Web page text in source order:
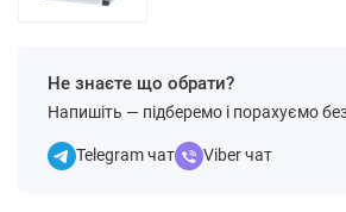
Не знаєте що обрати?
Напишіть — підберемо і порахуємо
Telegram чат Viber чат